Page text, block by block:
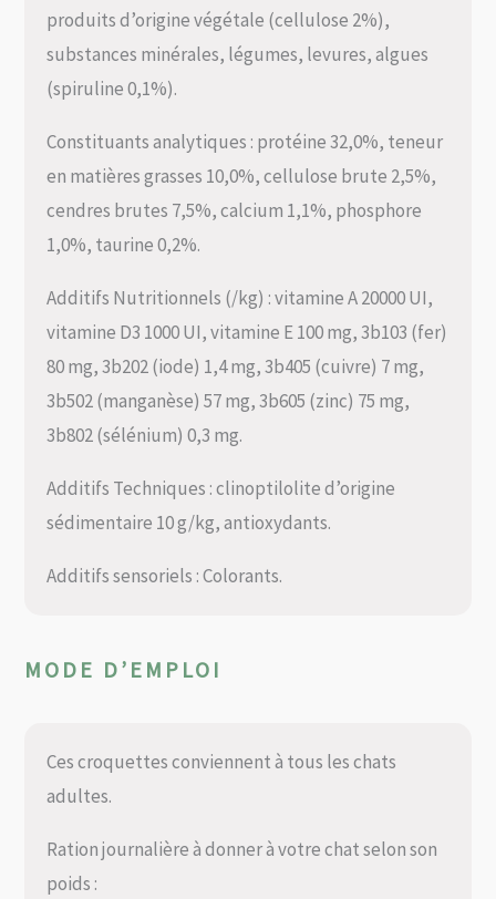
produits d’origine végétale (cellulose 2%),
substances minérales, légumes, levures, algues
(spiruline 0,1%).
Constituants analytiques : protéine 32,0%, teneur
en matières grasses 10,0%, cellulose brute 2,5%,
cendres brutes 7,5%, calcium 1,1%, phosphore
1,0%, taurine 0,2%.
Additifs Nutritionnels (/kg) : vitamine A 20000 UI,
vitamine D3 1000 UI, vitamine E 100 mg, 3b103 (fer)
80 mg, 3b202 (iode) 1,4 mg, 3b405 (cuivre) 7 mg,
3b502 (manganèse) 57 mg, 3b605 (zinc) 75 mg,
3b802 (sélénium) 0,3 mg.
Additifs Techniques : clinoptilolite d’origine
sédimentaire 10 g/kg, antioxydants.
Additifs sensoriels : Colorants.
MODE D’EMPLOI
Ces croquettes conviennent à tous les chats
adultes.
Ration journalière à donner à votre chat selon son
poids :